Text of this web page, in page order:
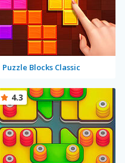
Puzzle Blocks Classic
4.3